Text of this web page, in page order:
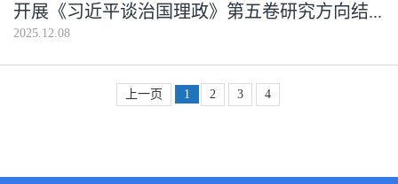
开展《习近平谈治国理政》第五卷研究方向结...
2025.12.08
上一页 1 2 3 4